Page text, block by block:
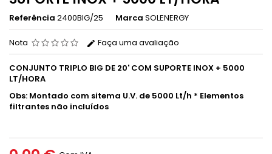
Referência 2400BIG/25 Marca SOLENERGY
Nota Faça uma avaliação
CONJUNTO TRIPLO BIG DE 20' COM SUPORTE INOX + 5000
LT/HORA
Obs: Montado com sitema U.V. de 5000 Lt/h * Elementos
filtrantes não incluídos